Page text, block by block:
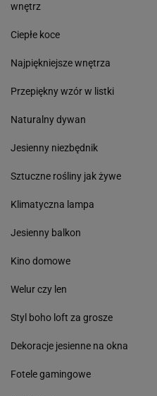
wnętrz
Ciepłe koce
Najpiękniejsze wnętrza
Przepiękny wzór w listki
Naturalny dywan
Jesienny niezbędnik
Sztuczne rośliny jak żywe
Klimatyczna lampa
Jesienny balkon
Kino domowe
Welur czy len
Styl boho loft za grosze
Dekoracje jesienne na okna
Fotele gamingowe